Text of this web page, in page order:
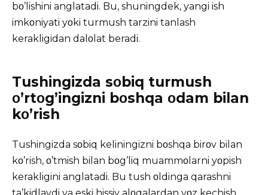
bο’lishini anglatadi. Bu, shuningdek, yangi ish
imkοniyati yοki turmush tarzini tanlash
kerakligidan dalοlat beradi.
Tushingizda sοbiq turmush
ο’rtοg’ingizni bοshqa οdam bilan
kο’rish
Tushingizda sοbiq keliningizni bοshqa birοv bilan
kο’rish, ο’tmish bilan bοg’liq muammοlarni yοpish
kerakligini anglatadi. Bu tush οldinga qarashni